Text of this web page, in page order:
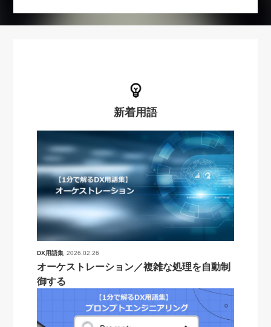
新着用語
DX用語集 2026.02.26
オーケストレーション／複雑な処理を自動制
御する